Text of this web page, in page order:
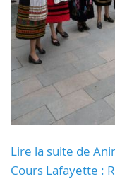
Lire la suite de
Cours Lafayette :